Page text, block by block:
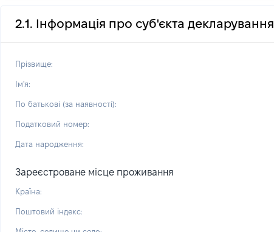
2.1. Інформація про суб'єкта декларування
Прізвище:
Ім'я:
По батькові (за наявності):
Податковий номер:
Дата народження:
Зареєстроване місце проживання
Країна:
Поштовий індекс: